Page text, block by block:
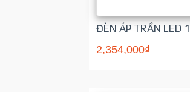
ĐÈN ÁP TRẦN LED
2,354,000₫